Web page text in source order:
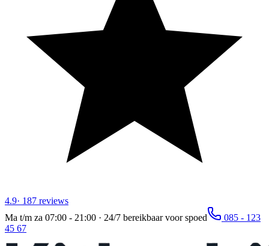
4.9· 187 reviews
Ma t/m za 07:00 - 21:00 · 24/7 bereikbaar voor spoed
085 - 123
45 67